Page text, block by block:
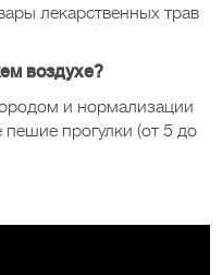
лекарственных трав
воздухе?
и нормализации
прогулки (от 5 до